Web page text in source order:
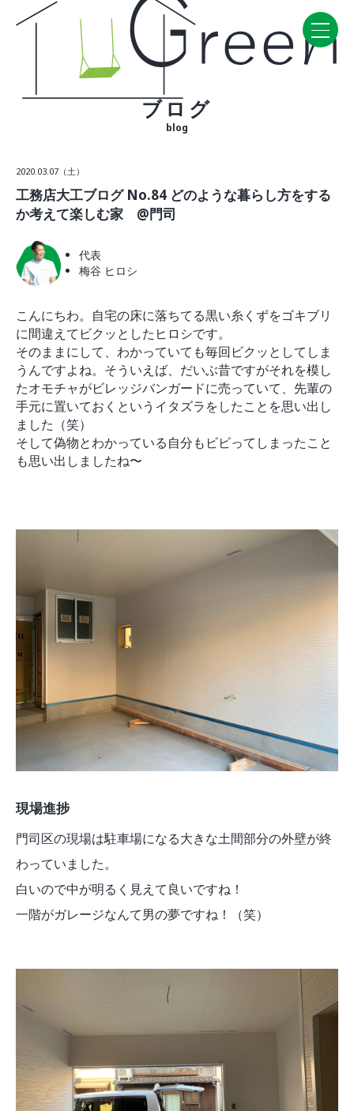
CONCEPT・BUILD
コンセプト
自然素材
ラインナップ
WORK
VISIT
モデルルーム
イベント
ABOUT
会社概要
採用情報
スタッフ紹介
お問い合わせ・資料請求
ブログ
ブログ
blog
2020.03.07（土）
工務店大工ブログ No.84 どのような暮らし方をする
か考えて楽しむ家 @門司
代表
梅谷 ヒロシ
こんにちわ。自宅の床に落ちてる黒い糸くずをゴキブリ
に間違えてビクッとしたヒロシです。
そのままにして、わかっていても毎回ビクッとしてしま
うんですよね。そういえば、だいぶ昔ですがそれを模し
たオモチャがビレッジバンガードに売っていて、先輩の
手元に置いておくというイタズラをしたことを思い出し
ました（笑）
そして偽物とわかっている自分もビビってしまったこと
も思い出しましたね〜
現場進捗
門司区の現場は駐車場になる大きな土間部分の外壁が終
わっていました。
白いので中が明るく見えて良いですね！
一階がガレージなんて男の夢ですね！（笑）